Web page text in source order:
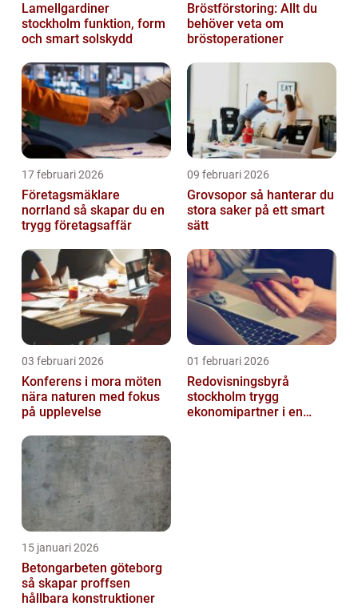
Lamellgardiner
stockholm funktion, form
och smart solskydd
Bröstförstoring: Allt du
behöver veta om
bröstoperationer
17 februari 2026
Företagsmäklare
norrland så skapar du en
trygg företagsaffär
09 februari 2026
Grovsopor så hanterar du
stora saker på ett smart
sätt
03 februari 2026
Konferens i mora möten
nära naturen med fokus
på upplevelse
01 februari 2026
Redovisningsbyrå
stockholm trygg
ekonomipartner i en
15 januari 2026
Betongarbeten göteborg
så skapar proffsen
hållbara konstruktioner